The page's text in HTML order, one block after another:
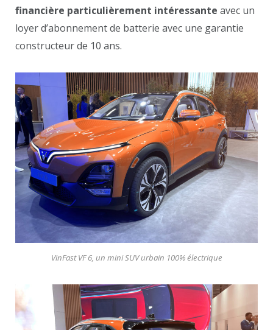
financière particulièrement intéressante avec un
loyer d’abonnement de batterie avec une garantie
constructeur de 10 ans.
VinFast VF 6, un mini SUV urbain 100% électrique